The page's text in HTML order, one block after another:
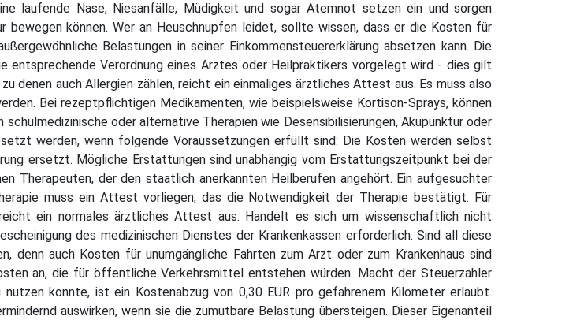
laufende Nase, Niesanfälle, Müdigkeit und sogar Atemnot setzen ein und sorgen
können. Wer an Heuschnupfen leidet, sollte wissen, dass er die Kosten für
Belastungen in seiner Einkommensteuererklärung absetzen kann. Die
entsprechende Verordnung eines Arztes oder Heilpraktikers vorgelegt wird - dies gilt
denen auch Allergien zählen, reicht ein einmaliges ärztliches Attest aus. Es muss also
Bei rezeptpflichtigen Medikamenten, wie beispielsweise Kortison-Sprays, können
oder alternative Therapien wie Desensibilisierungen, Akupunktur oder
werden, wenn folgende Voraussetzungen erfüllt sind: Die Kosten werden selbst
ersetzt. Mögliche Erstattungen sind unabhängig vom Erstattungszeitpunkt bei der
Therapeuten, der den staatlich anerkannten Heilberufen angehört. Ein aufgesuchter
muss ein Attest vorliegen, das die Notwendigkeit der Therapie bestätigt. Für
ein normales ärztliches Attest aus. Handelt es sich um wissenschaftlich nicht
des medizinischen Dienstes der Krankenkassen erforderlich. Sind all diese
auch Kosten für unumgängliche Fahrten zum Arzt oder zum Krankenhaus sind
an, die für öffentliche Verkehrsmittel entstehen würden. Macht der Steuerzahler
konnte, ist ein Kostenabzug von 0,30 EUR pro gefahrenem Kilometer erlaubt.
auswirken, wenn sie die zumutbare Belastung übersteigen. Dieser Eigenanteil